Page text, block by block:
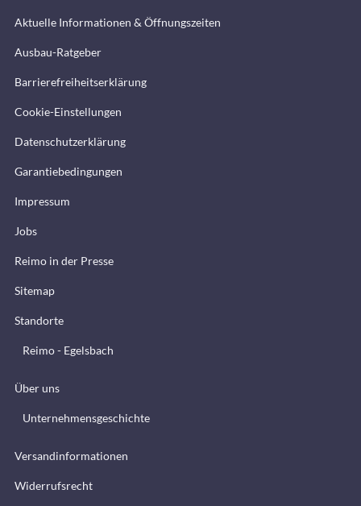
Aktuelle Informationen & Öffnungszeiten
Ausbau-Ratgeber
Barrierefreiheitserklärung
Cookie-Einstellungen
Datenschutzerklärung
Garantiebedingungen
Impressum
Jobs
Reimo in der Presse
Sitemap
Standorte
Reimo - Egelsbach
Über uns
Unternehmensgeschichte
Versandinformationen
Widerrufsrecht